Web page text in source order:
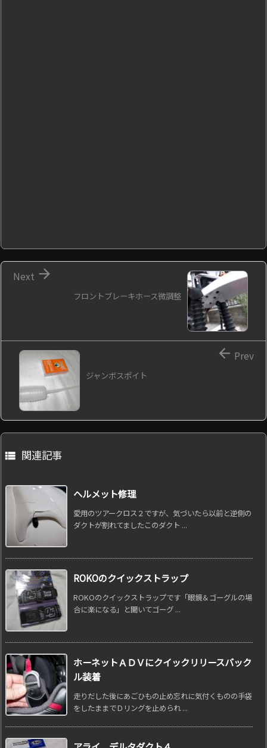
フロントブレーキホース微調整

Next
ジャンボスポイト
 Prev
 関連記事
ヘルメット修理
愛用のツアークロス２ですが、気づいたら以前と逆側の
ダクトが割れてましたこのダクト ...
ROKOのクイックストラップ
ROKOのクイックストラップです「眼鏡＆ゴーグルの場
合に楽になる」と聞いてゴーグ ...
ホーネットＡＤＶにクイックリリースバック
ル装着
走りだした後にあごひもの止め忘れに気付くものの手袋
をしたままでＤリングを止められ ...